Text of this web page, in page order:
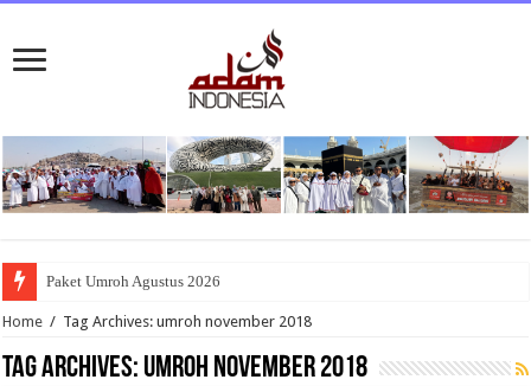
Paket Umroh Agustus 2026
Home / Tag Archives: umroh november 2018
Tag Archives: umroh november 2018